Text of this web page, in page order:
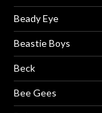
Beady Eye
Beastie Boys
Beck
Bee Gees